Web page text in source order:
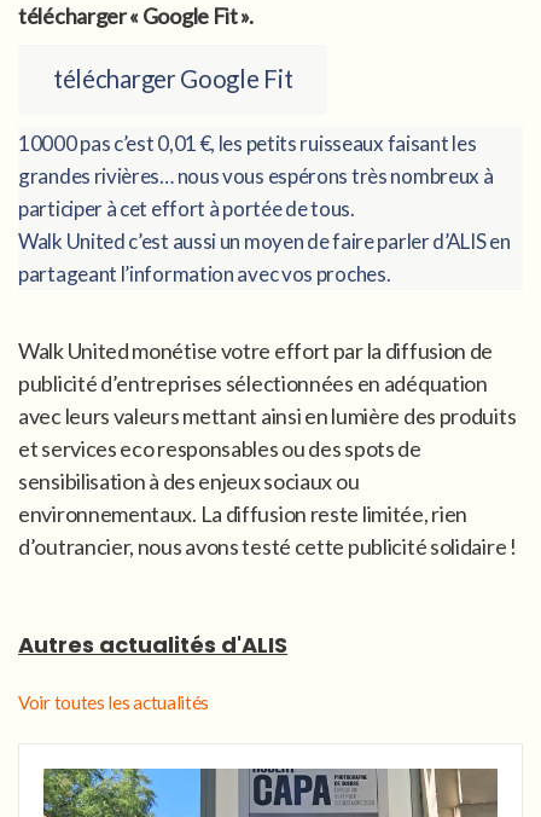
télécharger « Google Fit ».
télécharger Google Fit
10000 pas c’est 0,01 €, les petits ruisseaux faisant les
grandes rivières… nous vous espérons très nombreux à
participer à cet effort à portée de tous.
Walk United c’est aussi un moyen de faire parler d’ALIS en
partageant l’information avec vos proches.
Walk United monétise votre effort par la diffusion de
publicité d’entreprises sélectionnées en adéquation
avec leurs valeurs mettant ainsi en lumière des produits
et services eco responsables ou des spots de
sensibilisation à des enjeux sociaux ou
environnementaux. La diffusion reste limitée, rien
d’outrancier, nous avons testé cette publicité solidaire !
Autres actualités d'ALIS
Voir toutes les actualités